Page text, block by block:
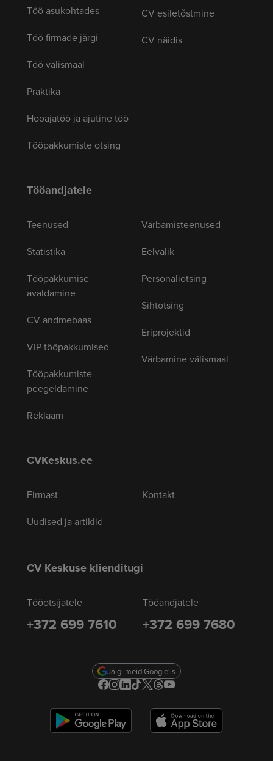
Töö asukohtades
Töö firmade järgi
Töö välismaal
Praktika
Hooajatöö ja ajutine töö
Tööpakkumiste otsing
CV esiletõstmine
CV näidis
Tööandjatele
Teenused
Statistika
Tööpakkumise
avaldamine
CV andmebaas
VIP tööpakkumised
Tööpakkumiste
peegeldamine
Reklaam
Värbamisteenused
Eelvalik
Personaliotsing
Sihtotsing
Eriprojektid
Värbamine välismaal
CVKeskus.ee
Firmast
Uudised ja artiklid
Kontakt
CV Keskuse klienditugi
Tööotsijatele
+372 699 7610
Tööandjatele
+372 699 7680
Jälgi meid Google'is